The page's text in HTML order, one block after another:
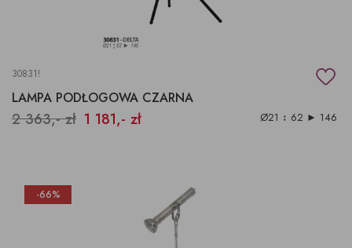
30831!
LAMPA PODŁOGOWA CZARNA
2 363,- zł 1 181,- zł Ø21 ↕ 62 ► 146
-66%